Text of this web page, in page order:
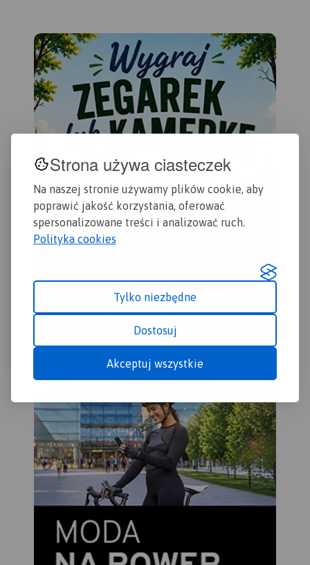
Strona używa ciasteczek
Na naszej stronie używamy plików cookie, aby
poprawić jakość korzystania, oferować
spersonalizowane treści i analizować ruch.
Polityka cookies
Tylko niezbędne
Dostosuj
Akceptuj wszystkie
Krajobrazowego Puszczy
Zielonki oraz Park
Krajobrazowy Promno.